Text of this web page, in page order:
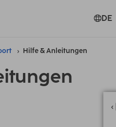
DE
Hilfe & Anleitungen